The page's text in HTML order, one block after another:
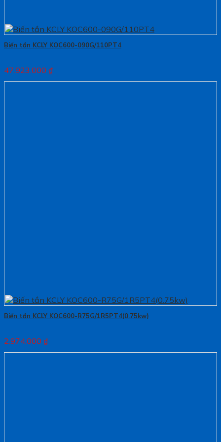
Biến tần KCLY KOC600-090G/110PT4
47.923.000 ₫
Biến tần KCLY KOC600-R75G/1R5PT4(0.75kw)
2.974.000 ₫